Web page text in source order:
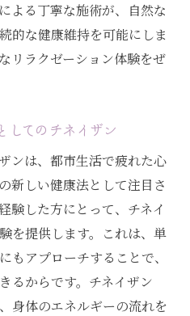
よる丁寧な施術が、自然な
的な健康維持を可能にしま
リラクゼーション体験をぜ
してのチネイザン
ンは、都市生活で疲れた心
新しい健康法として注目さ
験した方にとって、チネイ
を提供します。これは、単
もアプローチすることで、
るからです。チネイザン
身体のエネルギーの流れを